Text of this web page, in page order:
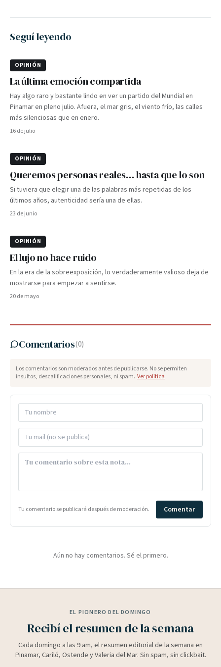
Seguí leyendo
OPINIÓN
La última emoción compartida
Hay algo raro y bastante lindo en ver un partido del Mundial en
Pinamar en pleno julio. Afuera, el mar gris, el viento frío, las calles
más silenciosas que en enero.
16 de julio
OPINIÓN
Queremos personas reales… hasta que lo son
Si tuviera que elegir una de las palabras más repetidas de los
últimos años, autenticidad sería una de ellas.
23 de junio
OPINIÓN
El lujo no hace ruido
En la era de la sobreexposición, lo verdaderamente valioso deja de
mostrarse para empezar a sentirse.
20 de mayo
Comentarios(0)
Los comentarios son moderados antes de publicarse. No se permiten
insultos, descalificaciones personales, ni spam. Ver política
Tu comentario se publicará después de moderación. Comentar
Aún no hay comentarios. Sé el primero.
EL PIONERO DEL DOMINGO
Recibí el resumen de la semana
Cada domingo a las 9 am, el resumen editorial de la semana en
Pinamar, Cariló, Ostende y Valeria del Mar. Sin spam, sin clickbait.